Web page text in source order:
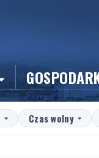
Czas wolny